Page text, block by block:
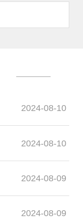
2024-08-10
2024-08-10
2024-08-09
2024-08-09